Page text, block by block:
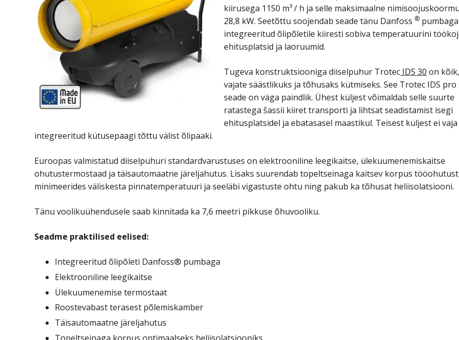
kiirusega 1150 m³ / h ja selle maksimaalne
28,8 kW. Seetõttu soojendab seade tänu Danfoss ® pumbaga
integreeritud õlipõletile kiiresti sobiva temperatuurini
ehitusplatsid ja laoruumid.
Tugeva konstruktsiooniga diiselpuhur Trotec IDS 30 on
vajate säästlikuks ja tõhusaks kütmiseks. See Trotec IDS pro
seade on väga paindlik. Ühest küljest võimaldab selle suurte
ratastega šassii kiiret transporti ja lihtsat seadistamist isegi
ehitusplatsidel ja ebatasasel maastikul. Teisest küljest ei
integreeritud kütusepaagi tõttu välist õlipaaki.
Euroopas valmistatud diiselpuhuri standardvarustuses on elektrooniline leegikaitse, ülekuumenemiskaitse
ohutustermostaad ja täisautomaatne järeljahutus. Lisaks suurendab topeltseinaga kaitsev korpus
minimeerides väliskesta pinnatemperatuuri ja seeläbi vigastuste ohtu ning pakub ka tõhusat heliisolatsiooni.
Tänu voolikuühendusele saab kinnitada ka 7,6 meetri pikkuse õhuvooliku.
Seadme praktilised eelised:
Integreeritud õlipõleti Danfoss® pumbaga
Elektrooniline leegikaitse
Ülekuumenemise termostaat
Roostevabast terasest põlemiskamber
Täisautomaatne järeljahutus